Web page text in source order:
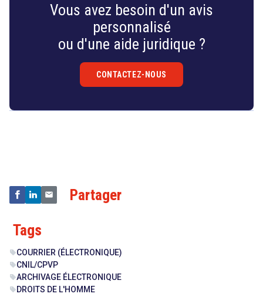
Vous avez besoin d'un avis
personnalisé
ou d'une aide juridique ?
CONTACTEZ-NOUS
Partager
Tags
sellCOURRIER (ÉLECTRONIQUE)
sellCNIL/CPVP
sellARCHIVAGE ÉLECTRONIQUE
sell DROITS DE L'HOMME